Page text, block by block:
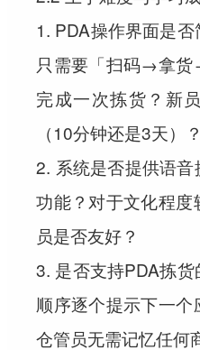
1. PDA操作界面是
只需要「扫码→拿
完成一次拣货？新
（10分钟还是3天）？
2. 系统是否提供语
功能？对于文化程
员是否友好？
3. 是否支持PDA拣
顺序逐个提示下一个
仓管员无需记忆任何